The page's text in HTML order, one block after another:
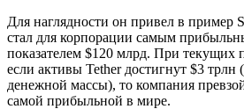
Для наглядности он привел в пример
стал для корпорации самым
показателем $120 млрд. При текущих
если активы Tether достигнут $3 трлн
денежной массы), то компания
самой прибыльной в мире.